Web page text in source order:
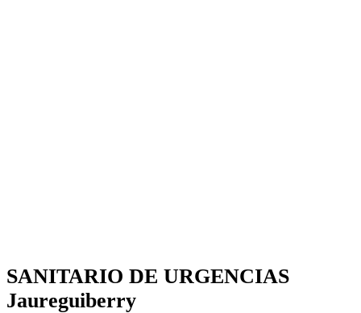
SANITARIO DE URGENCIAS
Jaureguiberry